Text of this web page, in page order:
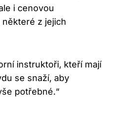
i cenovou
z jejich
instruktoři, kteří mají
se snaží, aby
potřebné.“